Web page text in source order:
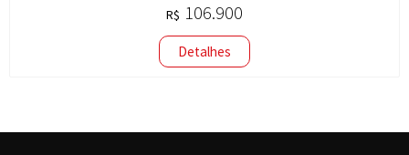
R$ 106.900
Detalhes